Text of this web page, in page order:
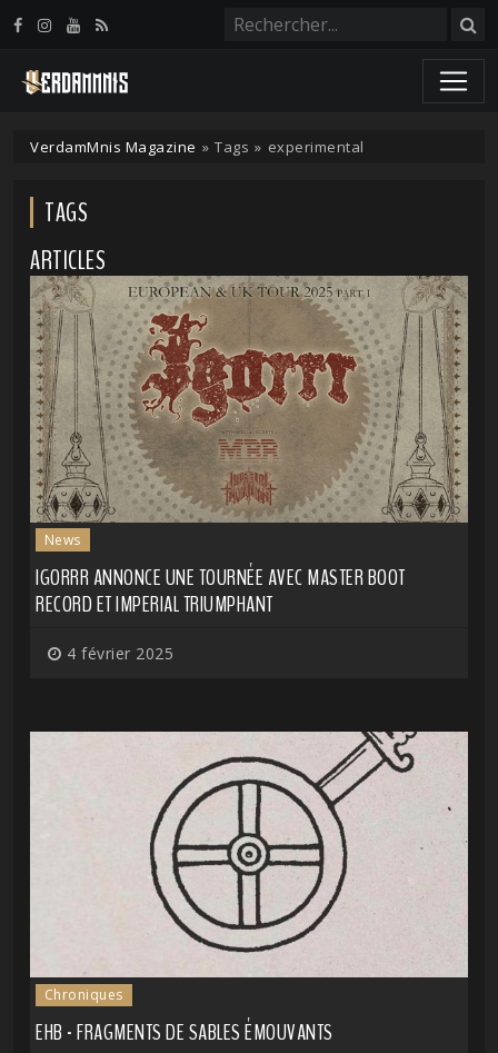
VerdamMnis Magazine » Tags » experimental
TAGS
ARTICLES
News
IGORRR ANNONCE UNE TOURNÉE AVEC MASTER BOOT
RECORD ET IMPERIAL TRIUMPHANT
4 février 2025
Chroniques
EHB - FRAGMENTS DE SABLES ÉMOUVANTS
Panneau de gestion des cookies